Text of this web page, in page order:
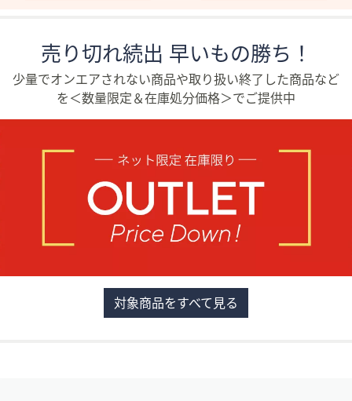
売り切れ続出 早いもの勝ち！
少量でオンエアされない商品や取り扱い終了した商品など
を＜数量限定＆在庫処分価格＞でご提供中
対象商品をすべて見る